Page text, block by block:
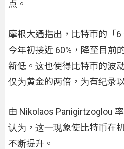
点。
摩根大通指出，比特币的「
今年初接近 60%，降至目前
新低。这也使得比特币的波
仅为黄金的两倍，为有纪录
由 Nikolaos Panigirtzoglou
认为，这一现象使比特币在
不断提升。